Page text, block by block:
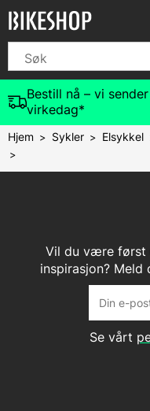
Bestill nå – vi
virkedag*
Hjem > Sykler> Elsykkel
>
Vil du være først
inspirasjon? Meld
Se vårt